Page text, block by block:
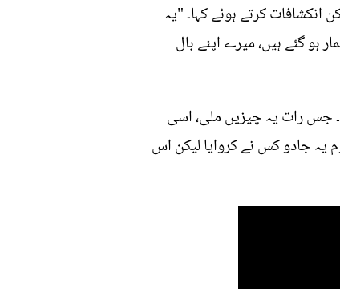
انکشافات کرتے ہوئے کہا۔ "یہ
ہو گئے ہیں، میرے اپنے بال
جس رات یہ چیزیں ملی، اسی
یہ جادو کس نے کروایا لیکن اس